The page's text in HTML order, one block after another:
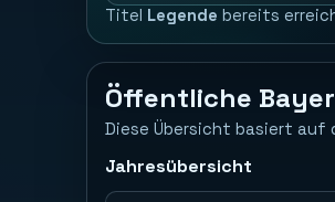
Titel Legende bereits
Öffentliche
Diese Übersicht basiert auf
Jahresübersicht